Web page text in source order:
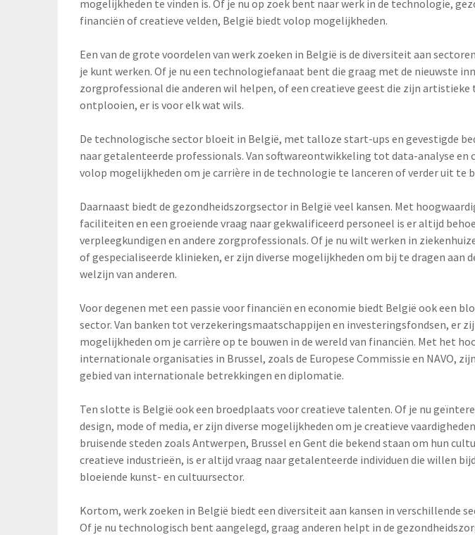
mogelijkheden te vinden is. Of je nu op zoek bent naar werk in de technologie,
financiën of creatieve velden, België biedt volop mogelijkheden.
Een van de grote voordelen van werk zoeken in België is de diversiteit aan
je kunt werken. Of je nu een technologiefanaat bent die graag met de nieuwste
zorgprofessional die anderen wil helpen, of een creatieve geest die zijn
ontplooien, er is voor elk wat wils.
De technologische sector bloeit in België, met talloze start-ups en gevestigde
naar getalenteerde professionals. Van softwareontwikkeling tot data-analyse en
volop mogelijkheden om je carrière in de technologie te lanceren of verder uit te
Daarnaast biedt de gezondheidszorgsector in België veel kansen. Met
faciliteiten en een groeiende vraag naar gekwalificeerd personeel is er altijd
verpleegkundigen en andere zorgprofessionals. Of je nu wilt werken in
of gespecialiseerde klinieken, er zijn diverse mogelijkheden om bij te dragen aan
welzijn van anderen.
Voor degenen met een passie voor financiën en economie biedt België ook een
sector. Van banken tot verzekeringsmaatschappijen en investeringsfondsen, er
mogelijkheden om je carrière op te bouwen in de wereld van financiën. Met het
internationale organisaties in Brussel, zoals de Europese Commissie en NAVO,
gebied van internationale betrekkingen en diplomatie.
Ten slotte is België ook een broedplaats voor creatieve talenten. Of je nu
design, mode of media, er zijn diverse mogelijkheden om je creatieve
bruisende steden zoals Antwerpen, Brussel en Gent die bekend staan om hun
creatieve industrieën, is er altijd vraag naar getalenteerde individuen die willen
bloeiende kunst- en cultuursector.
Kortom, werk zoeken in België biedt een diversiteit aan kansen in verschillende
Of je nu technologisch bent aangelegd, graag anderen helpt in de